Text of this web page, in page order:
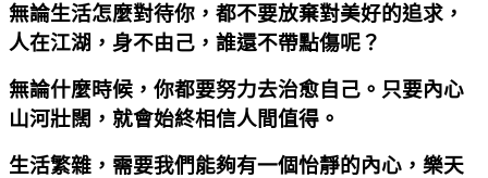
無論生活怎麼對待你，都不要放棄對美好的追求，
人在江湖，身不由己，誰還不帶點傷呢？
無論什麼時候，你都要努力去治愈自己。只要內心
山河壯闊，就會始終相信人間值得。
生活繁雜，需要我們能夠有一個怡靜的內心，樂天